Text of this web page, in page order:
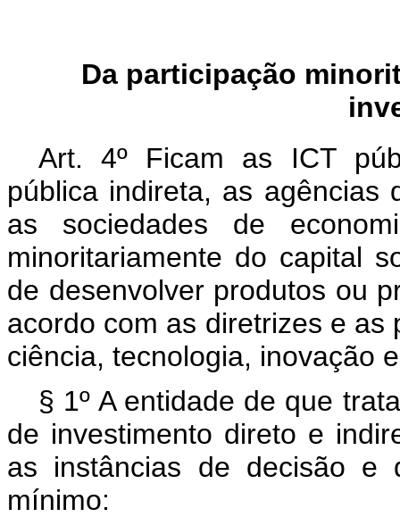
Da participação min
Art. 4º Ficam as ICT
pública indireta, as agências
as sociedades de
minoritariamente do capital
de desenvolver produtos ou
acordo com as diretrizes e
ciência, tecnologia, inovação
§ 1º A entidade de que
de investimento direto e
as instâncias de decisão e
mínimo: